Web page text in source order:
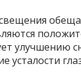
улучшению